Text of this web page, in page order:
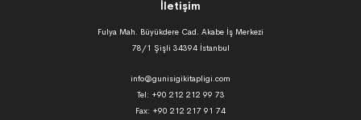
İletişim
Fulya Mah. Büyükdere Cad. Akabe İş Merkezi
78/1 Şişli 34394 İstanbul
info@gunisigikitapligi.com
Tel: +90 212 212 99 73
Fax: +90 212 217 91 74